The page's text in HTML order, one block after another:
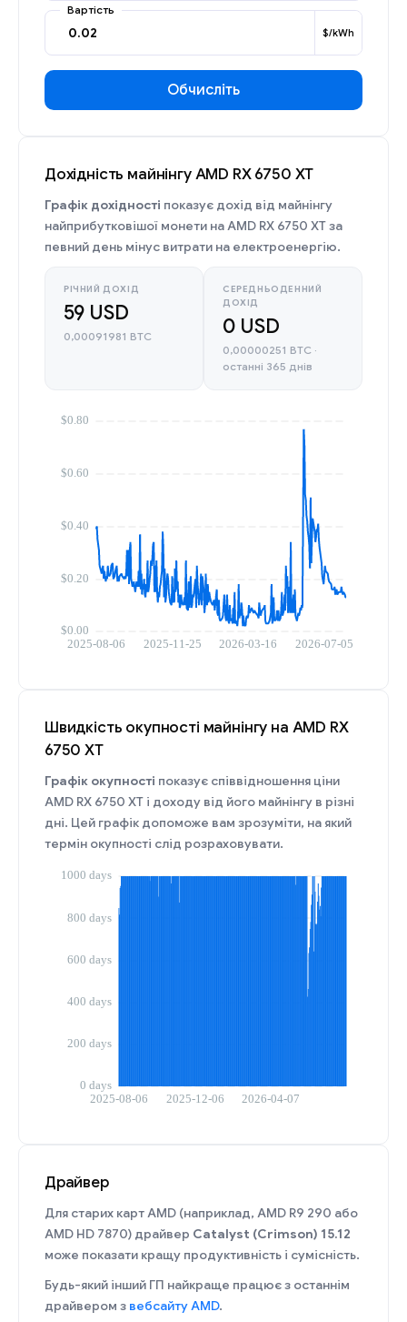
Вартість
$/kWh
Обчисліть
Дохідність майнінгу AMD RX 6750 XT
Графік дохідності показує дохід від майнінгу
найприбутковішої монети на AMD RX 6750 XT за
певний день мінус витрати на електроенергію.
РІЧНИЙ ДОХІД
59 USD
0,00091981 BTC
СЕРЕДНЬОДЕННИЙ
ДОХІД
0 USD
0,00000251 BTC ·
останні 365 днів
Швидкість окупності майнінгу на AMD RX
6750 XT
Графік окупності показує співвідношення ціни
AMD RX 6750 XT і доходу від його майнінгу в різні
дні. Цей графік допоможе вам зрозуміти, на який
термін окупності слід розраховувати.
Драйвер
Для старих карт AMD (наприклад, AMD R9 290 або
AMD HD 7870) драйвер Catalyst (Crimson) 15.12
може показати кращу продуктивність і сумісність.
Будь-який інший ГП найкраще працює з останнім
драйвером з вебсайту AMD.